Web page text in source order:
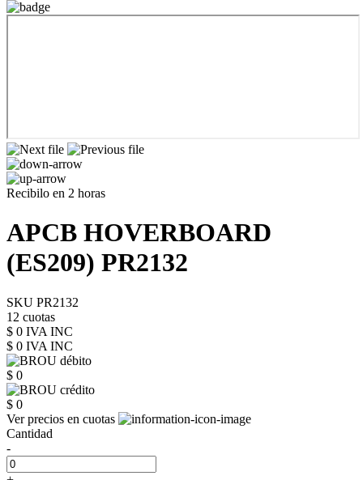
Recibilo en 2 horas
APCB HOVERBOARD
(ES209) PR2132
SKU PR2132
12 cuotas
$ 0 IVA INC
$ 0 IVA INC
$ 0
$ 0
Ver precios en cuotas
Cantidad
-